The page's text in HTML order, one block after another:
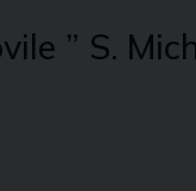
” S.